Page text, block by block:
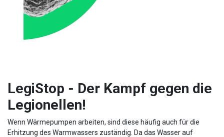
LegiStop - Der Kampf gegen die
Legionellen!
Wenn Wärmepumpen arbeiten, sind diese häufig auch für die
Erhitzung des Warmwassers zuständig. Da das Wasser auf